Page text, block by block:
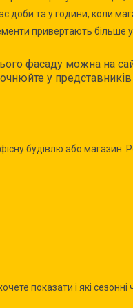
доби та у години, коли
привертають більше
фасаду можна на
у представників
будівлю або магазин.
показати і які